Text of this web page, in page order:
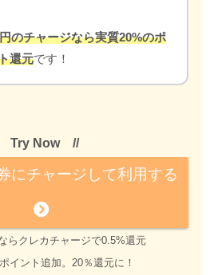
のチャージなら実質20%のポ
還元です！
Try Now //
にチャージして利用する
らクレカチャージで0.5%還元
イント追加。20％還元に！